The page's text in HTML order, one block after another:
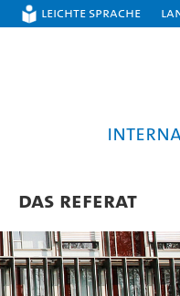
Leichte Sprache
DAS REFERAT